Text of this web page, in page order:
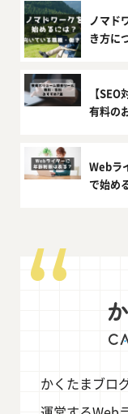
ノマド
き方に
【
有料の
Webラ
で始め
かくたまブロ